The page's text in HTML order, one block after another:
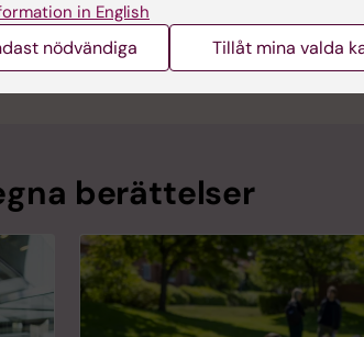
berättelser
in English
nödvändiga Tillåt mina valda